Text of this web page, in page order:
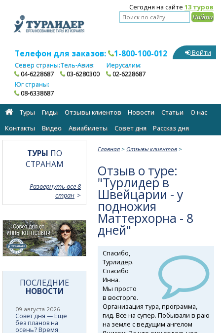
Сегодня на сайте 13 туров
Телефон для заказов: 1-800-100-012
Север страны:
04-6228687
Тель-Авив:
03-6280300
Иерусалим:
02-6228687
Юг страны:
08-6338687
Войти
Туры Гиды Отзывы клиентов Новости Статьи
О нас
Контакты
Видео Авиабилеты Cовет дня Рассказ дня
Главная > Отзывы клиентов >
Отзыв о туре:
"Турлидер в
Швейцарии - у
подножия
Маттерхорна - 8
дней"
Спасибо,
Турлидер.
Спасибо
Инна.
Мы просто
в восторге.
Организация тура, программа,
гид. Все на супер. Побывали в раю
на земле с ведущим ангелом
ТУРЫ ПО
СТРАНАМ
Развернуть все 8
стран
ПОСЛЕДНИЕ
НОВОСТИ
09 августа 2026
Совет дня — Еще
без планов на
осень? Время